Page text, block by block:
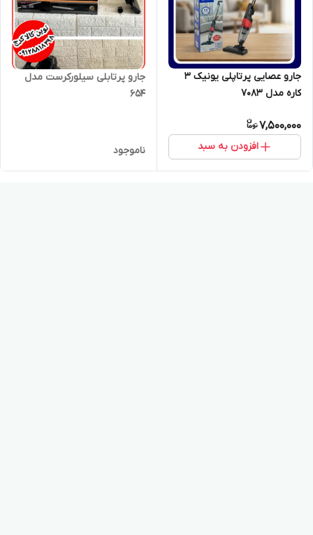
جارو عصایی پرتاپلی یونیک ۳
کاره مدل ۷۰۸۳
7,500,000
افزودن به سبد
جارو پرتابلی سیلورکرست مدل
۶۵۴
ناموجود